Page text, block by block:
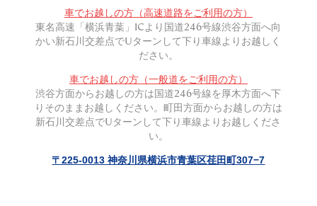
車でお越しの方（高速道路をご利用の方）
東名高速「横浜青葉」ICより国道246号線渋谷方面へ向
かい新石川交差点でUターンして下り車線よりお越しく
ださい。
車でお越しの方（一般道をご利用の方）
渋谷方面からお越しの方は国道246号線を厚木方面へ下
りそのままお越しください。町田方面からお越しの方は
新石川交差点でUターンして下り車線よりお越しくださ
い。
〒225-0013 神奈川県横浜市青葉区荏田町307−7